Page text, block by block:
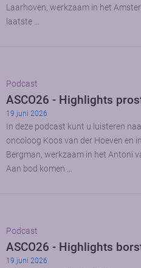
Laarhoven, werkzaam in het
laatste …
Podcast
ASCO26 - Highlights
19 juni 2026
In deze podcast kunt u luisteren
oncoloog Koos van der Hoeven en
Bergman, werkzaam in het Antoni
Aan bod komen …
Podcast
ASCO26 - Highlights
19 juni 2026